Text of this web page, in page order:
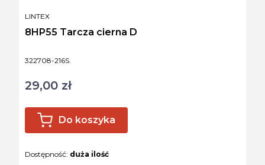
Kod produktu
322708-216S.
8HP55 Tarcza cierna D
PRODUCENT
LINTEX
Cena
29,00 zł
Do koszyka
Dostępność: duża ilość